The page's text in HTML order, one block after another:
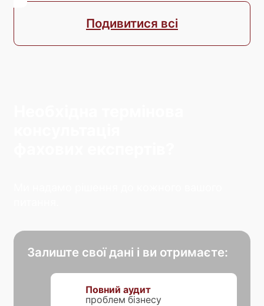
Подивитися всі
Залиште свої дані і ви отримаєте:
Повний аудит
проблем бізнесу